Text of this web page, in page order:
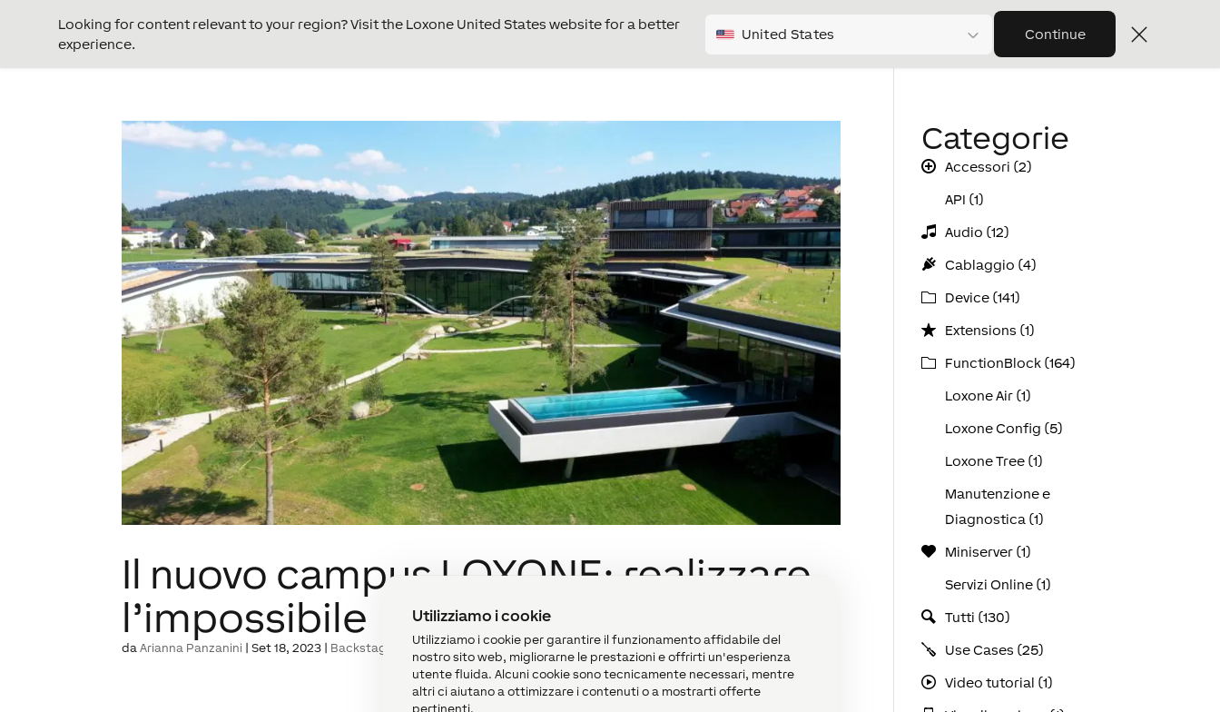
Utilizziamo i cookie
Utilizziamo i cookie per garantire il funzionamento affidabile del
nostro sito web, migliorarne le prestazioni e offrirti un'esperienza
utente fluida. Alcuni cookie sono tecnicamente necessari, mentre
altri ci aiutano a ottimizzare i contenuti o a mostrarti offerte
pertinenti.
Looking for content relevant to your region? Visit the Loxone United States website for a better
experience.
United States Continue
Il nuovo campus LOXONE: realizzare
l’impossibile
daArianna Panzanini |Set 18, 2023 Backstage
Categorie
Accessori (2)
API (1)
Audio (12)
Cablaggio (4)
Device (141)
Extensions (1)
FunctionBlock (164)
Loxone Air (1)
Loxone Config (5)
Loxone Tree (1)
Manutenzione e
Diagnostica (1)
Miniserver (1)
Servizi Online (1)
Tutti (130)
Use Cases (25)
Video tutorial (1)